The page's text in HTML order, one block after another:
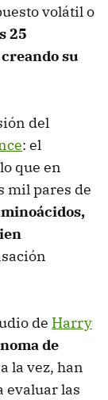
volátil o
25
su
del
: el
que en
mil pares de
de Harry
de
la vez, han
evaluar las